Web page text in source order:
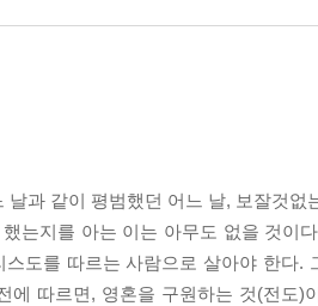
과 같이 평범했던 어느 날, 보잘것
는지를 아는 이는 아무도 없을 것이
도를 따르는 사람으로 살아야 한다.
따르면, 영혼을 구원하는 것(전도)